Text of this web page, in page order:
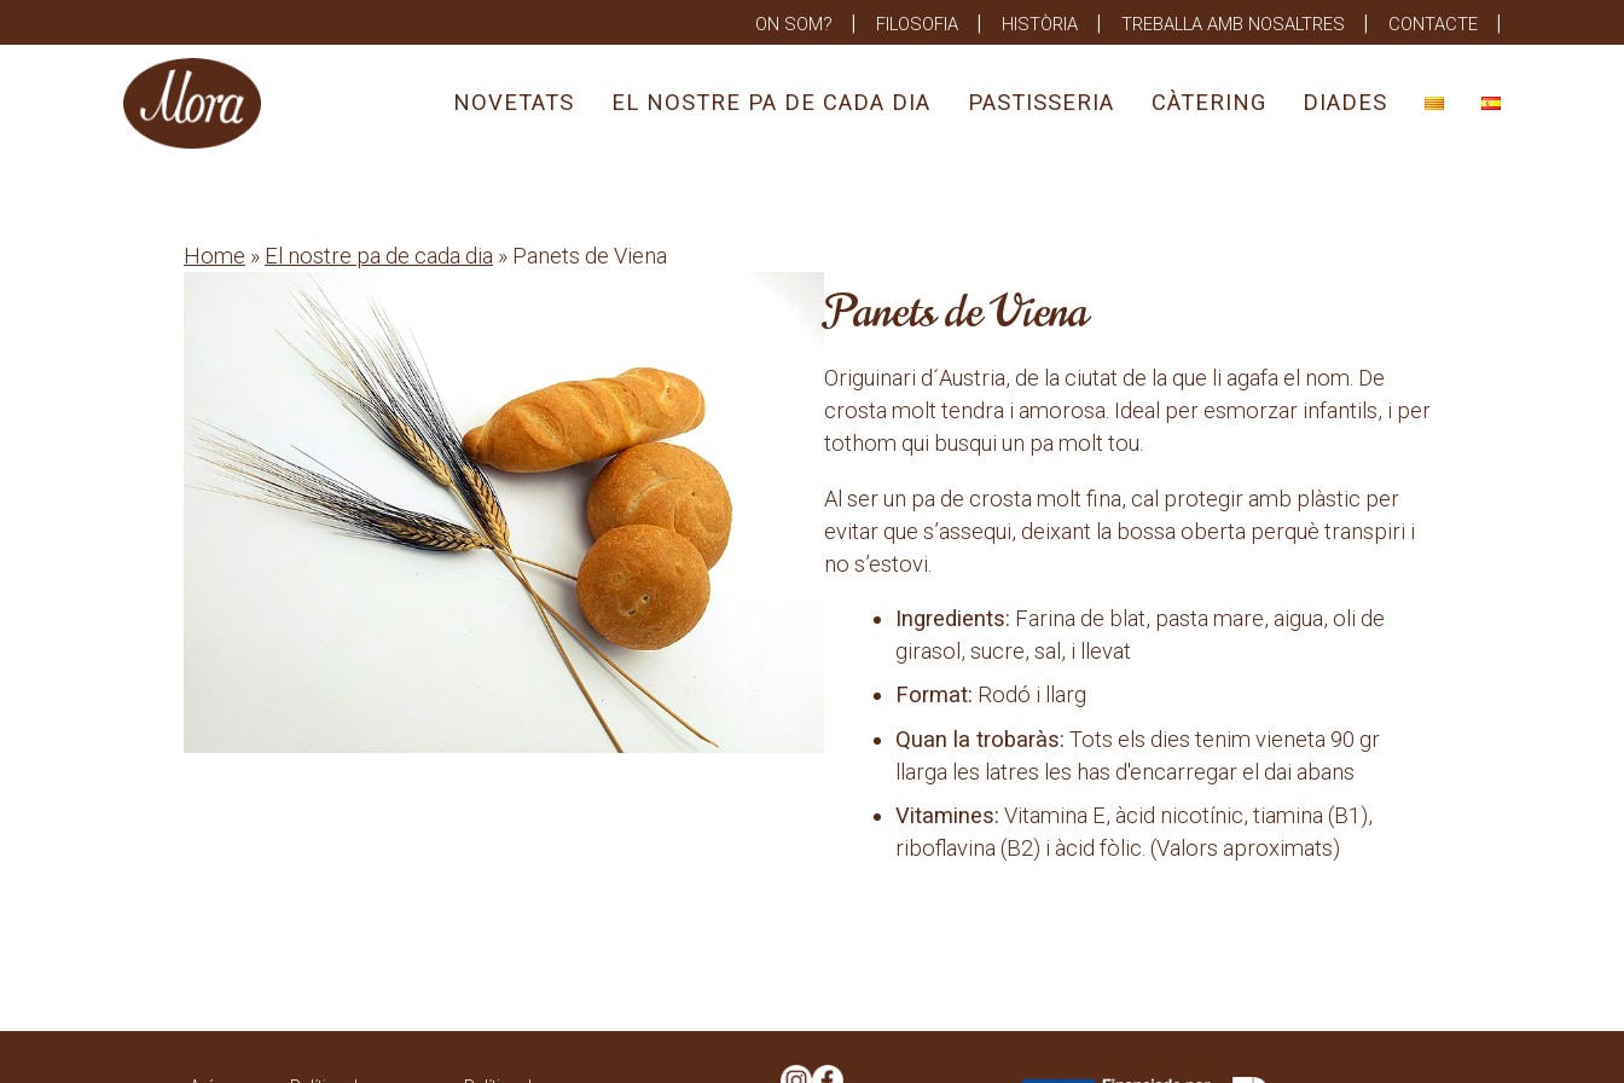
to
ON SOM? FILOSOFIA HISTÒRIA TREBALLA AMB NOSALTRES CONTACTE
NOVETATS EL NOSTRE PA DE CADA DIA PASTISSERIA CÀTERING DIADES
Home » El nostre pa de cada dia » Panets de Viena
Panets de Viena
Origuinari d´Austria, de la ciutat de la que li agafa el nom. De
crosta molt tendra i amorosa. Ideal per esmorzar infantils, i per
tothom qui busqui un pa molt tou.
Al ser un pa de crosta molt fina, cal protegir amb plàstic per
evitar que s’assequi, deixant la bossa oberta perquè transpiri i
no s’estovi.
Ingredients: Farina de blat, pasta mare, aigua, oli de
girasol, sucre, sal, i llevat
Format: Rodó i llarg
Quan la trobaràs: Tots els dies tenim vieneta 90 gr
llarga les latres les has d'encarregar el dai abans
Vitamines: Vitamina E, àcid nicotínic, tiamina (B1),
riboflavina (B2) i àcid fòlic. (Valors aproximats)